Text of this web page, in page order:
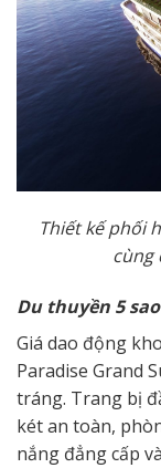
Thiết kế phối
cùng
Du thuyền 5 sao
Giá dao động
Paradise Grand
tráng. Trang bị
két an toàn,
nắng đẳng cấp